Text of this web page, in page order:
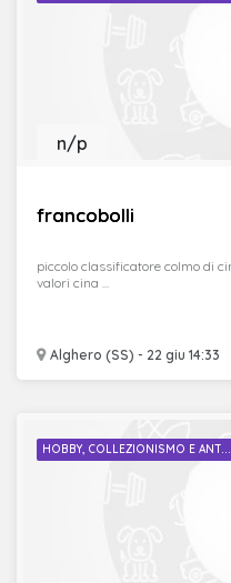
francobolli
Alghero (SS) - 22 giu 14:33
n/p
piccolo classificatore colmo di
valori cina ...
HOBBY, COLLEZIONISMO E ANT...